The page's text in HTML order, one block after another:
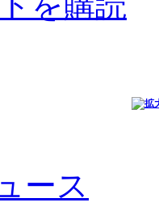
ース